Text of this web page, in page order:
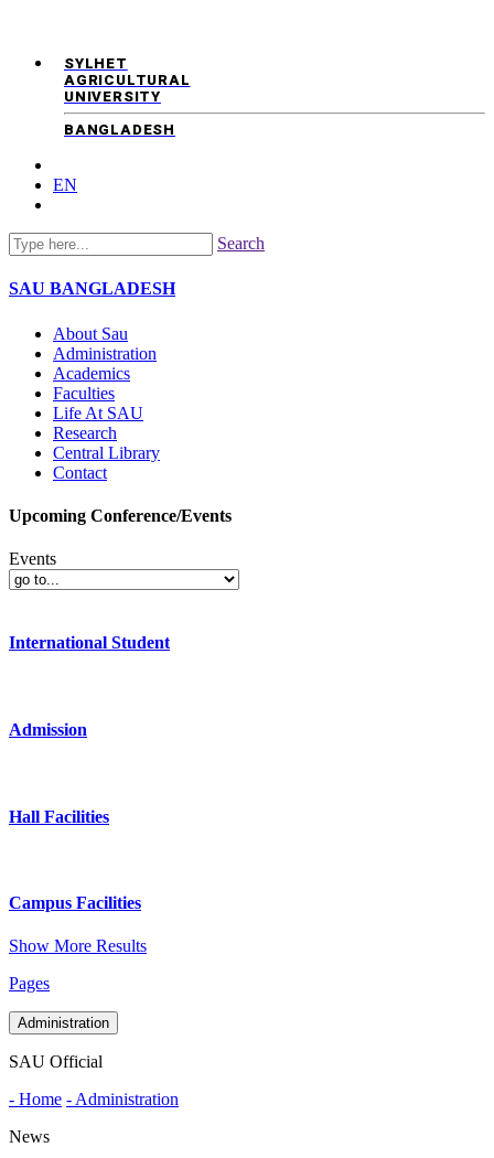
SYLHET
AGRICULTURAL
UNIVERSITY
BANGLADESH
EN
Search
SAU BANGLADESH
About Sau
Administration
Academics
Faculties
Life At SAU
Research
Central Library
Contact
Upcoming Conference/Events
Events
International Student
Admission
Hall Facilities
Campus Facilities
Show More Results
Pages
Administration
SAU Official
- Home - Administration
News